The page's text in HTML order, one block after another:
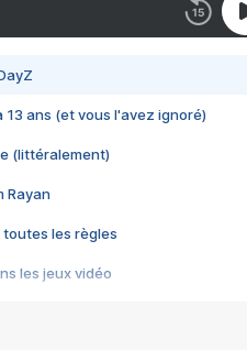
13 ans (et vous l'avez ignoré)
(littéralement)
Rayan
toutes les règles
les jeux vidéo